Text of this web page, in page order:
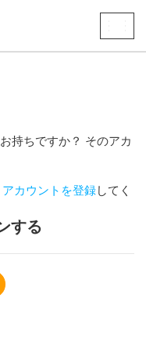
持ちですか？ そのアカ
アカウントを登録してく
する